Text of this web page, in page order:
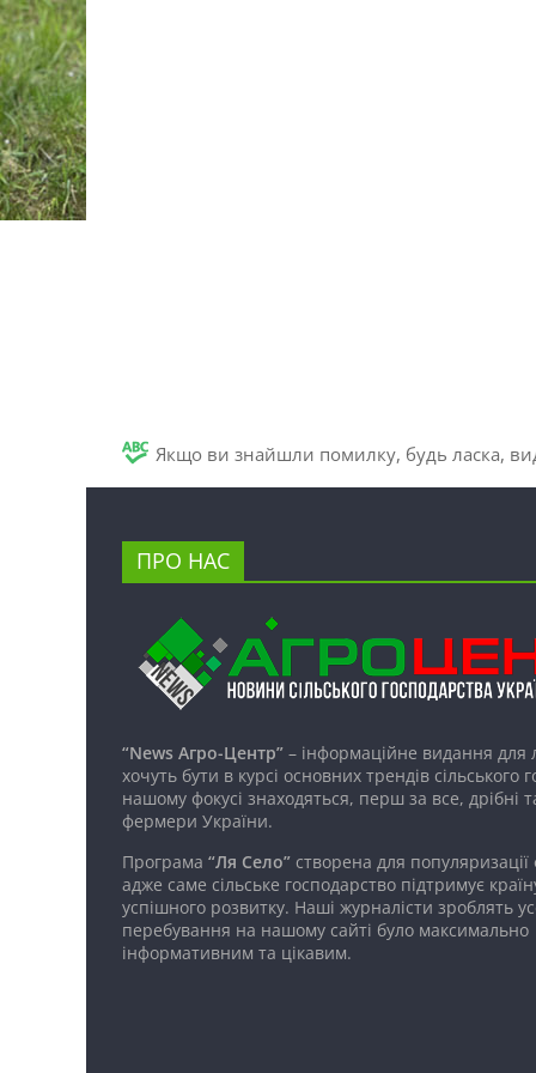
Якщо ви знайшли помилку, будь ласка,
ПРО НАС
“News Агро-Центр” – інформаційне видання для
хочуть бути в курсі основних трендів сільського
нашому фокусі знаходяться, перш за все, дрібні
фермери України.
Програма “Ля Село” створена для
адже саме сільське господарство підтримує
успішного розвитку. Наші журналісти зроблять
перебування на нашому сайті було максимально
інформативним та цікавим.